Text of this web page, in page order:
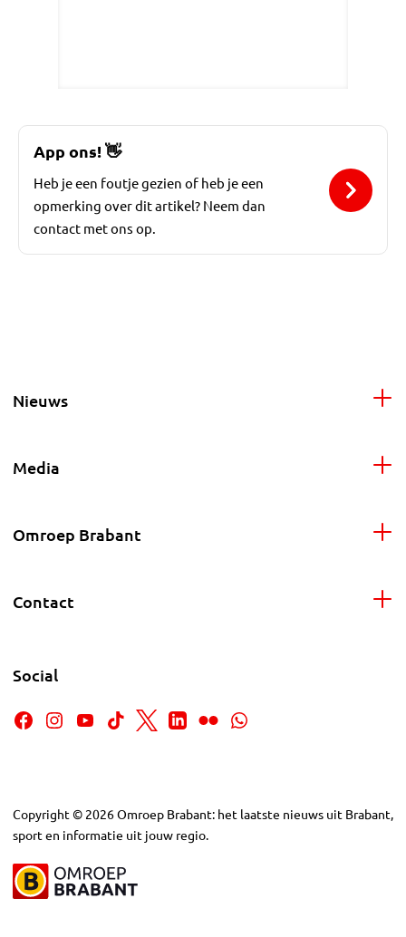
App ons!👋
Heb je een foutje gezien of heb je een
opmerking over dit artikel? Neem dan
contact met ons op.
Nieuws
Media
Omroep Brabant
Contact
Social
Copyright © 2026Omroep Brabant: het laatste nieuws uit Brabant,
sport en informatie uit jouw regio.